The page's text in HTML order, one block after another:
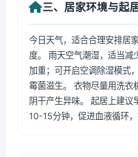
三、居家环境与起
今日天气，适合合理安排居
度。 雨天空气潮湿，适当减
加重；可开启空调除湿模式
霉菌滋生。 衣物尽量用洗衣
阴干产生异味。 起居上建议
10-15分钟，促进血液循环，